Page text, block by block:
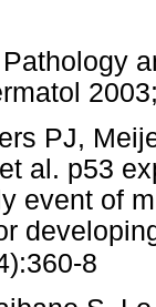
PJ,
al. p53
event of
8